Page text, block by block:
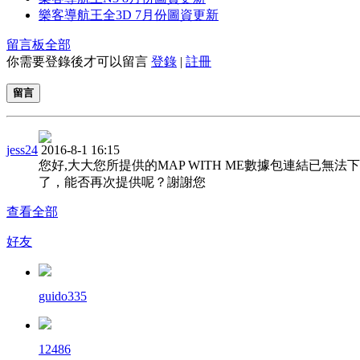
樂客導航王全3D 7月份圖資更新
留言板全部
你需要登錄後才可以留言 登錄 | 註冊
留言
jess24 2016-8-1 16:15
您好,大大您所提供的MAP WITH ME數據包連結已無法
了，能否再次提供呢？謝謝您
查看全部
好友
guido335
12486